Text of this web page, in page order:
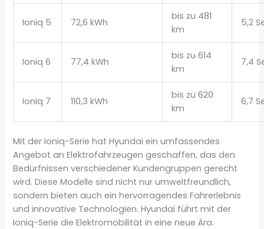
Ioniq 5 72,6 kWh
bis zu 481
km
5,2
Ioniq 6 77,4 kWh
bis zu 614
km
7,4
Ioniq 7 110,3 kWh
bis zu 620
km
6,7
Mit der Ioniq-Serie hat Hyundai ein umfassendes
Angebot an Elektrofahrzeugen geschaffen, das den
Bedürfnissen verschiedener Kundengruppen gerecht
wird. Diese Modelle sind nicht nur umweltfreundlich,
sondern bieten auch ein hervorragendes Fahrerlebnis
und innovative Technologien. Hyundai führt mit der
Ioniq-Serie die Elektromobilität in eine neue Ära.